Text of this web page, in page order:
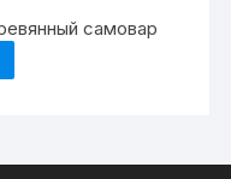
самовар